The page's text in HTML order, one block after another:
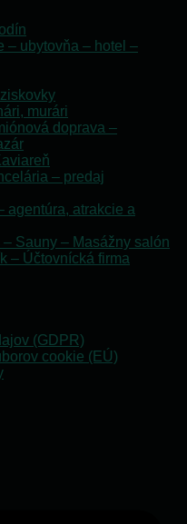
– ubytovňa – hotel –
murári
doprava –
– predaj
agentúra, atrakcie a
Sauny – Masážny salón
– Účtovnícká firma
(GDPR)
cookie (EÚ)